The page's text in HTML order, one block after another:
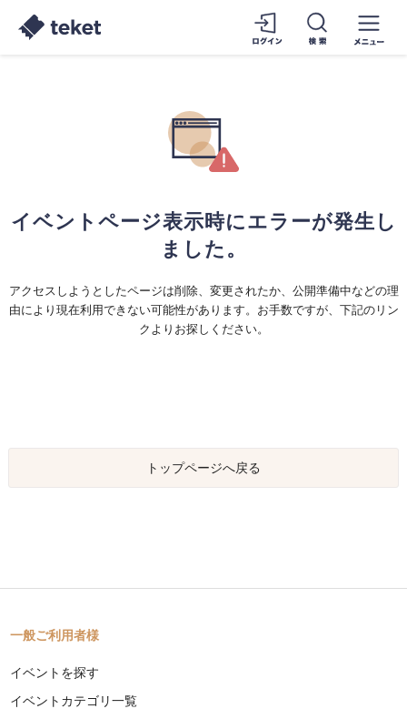
イベントページ表示時にエラーが発生し
ました。
アクセスしようとしたページは削除、変更されたか、公開準備中などの理
由により現在利用できない可能性があります。お手数ですが、下記のリン
クよりお探しください。
トップページへ戻る
一般ご利用者様
イベントを探す
イベントカテゴリ一覧